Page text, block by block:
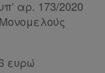
αρ. 173/2020
ευρώ